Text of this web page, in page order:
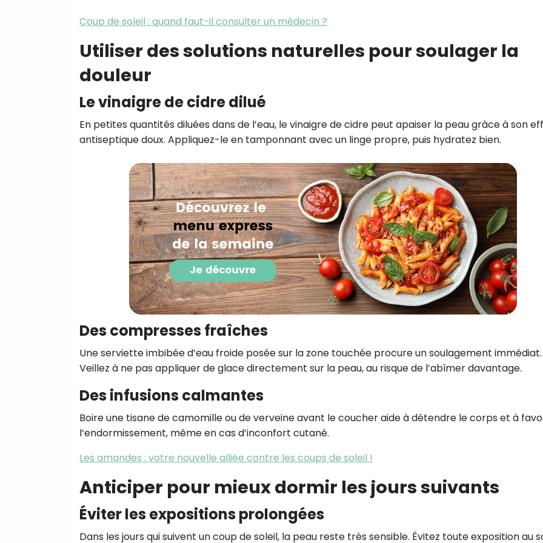
Coup de soleil : quand faut-il consulter un médecin ?
Utiliser des solutions naturelles pour soulager la
douleur
Le vinaigre de cidre dilué
En petites quantités diluées dans de l’eau, le vinaigre de cidre peut apaiser la peau grâce à son
antiseptique doux. Appliquez-le en tamponnant avec un linge propre, puis hydratez bien.
Des compresses fraîches
Une serviette imbibée d’eau froide posée sur la zone touchée procure un soulagement immédiat.
Veillez à ne pas appliquer de glace directement sur la peau, au risque de l’abîmer davantage.
Des infusions calmantes
Boire une tisane de camomille ou de verveine avant le coucher aide à détendre le corps et à
l’endormissement, même en cas d’inconfort cutané.
Les amandes : votre nouvelle alliée contre les coups de soleil !
Anticiper pour mieux dormir les jours suivants
Éviter les expositions prolongées
Dans les jours qui suivent un coup de soleil, la peau reste très sensible. Évitez toute exposition au